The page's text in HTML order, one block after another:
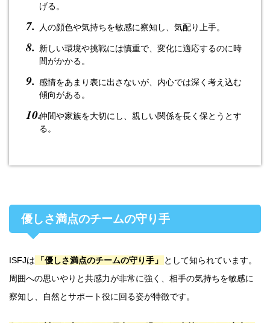
げる。
人の顔色や気持ちを敏感に察知し、気配り上手。
新しい環境や挑戦には慎重で、変化に適応するのに時
間がかかる。
感情をあまり表に出さないが、内心では深く考え込む
傾向がある。
仲間や家族を大切にし、親しい関係を長く保とうとす
る。
優しさ満点のチームの守り手
ISFJは 「優しさ満点のチームの守り手」
として知られています。
周囲への思いやりと共感力が非常に強く、相手の気持ちを敏感に
察知し、自然とサポート役に回る姿が特徴です。